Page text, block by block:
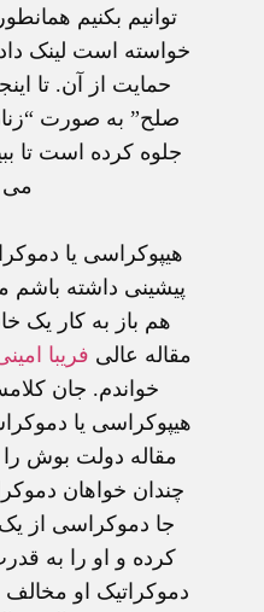
توانيم بکنيم
خواسته است لينک
حمايت از آن. تا
صلح” به صورت
جلوه کرده است تا
می
هيپوکراسی يا
پيشينی داشته باشم
هم باز به کار يک
مقاله عالی فريبا
خواندم. جان
هيپوکراسی يا
مقاله دولت بوش
چندان خواهان
جا دموکراسی از
کرده و او را به
دموکراتيک او مخالف